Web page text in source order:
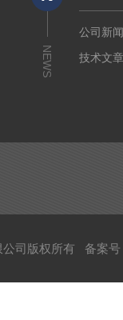
NEWS
公司新
技术文
公司版权所有 备案号